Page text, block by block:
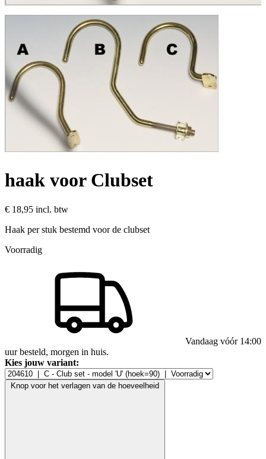
haak voor Clubset
€ 18,95 incl. btw
Haak per stuk bestemd voor de clubset
Voorradig
Vandaag vóór 14:00
uur besteld, morgen in huis.
Kies jouw variant:
Knop voor het verlagen van de hoeveelheid